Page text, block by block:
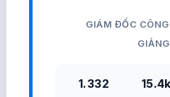
GIÁM ĐỐC CÔNG
1.332 15.4k